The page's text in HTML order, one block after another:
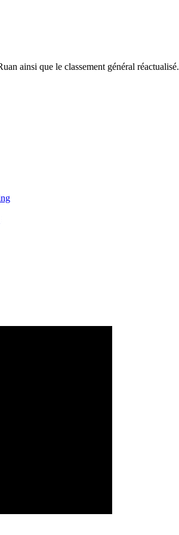
ainsi que le classement général réactualisé.